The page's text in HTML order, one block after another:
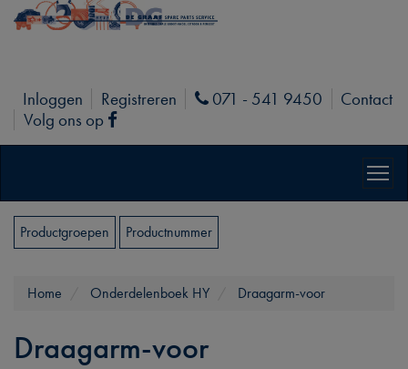
Inloggen Registreren Phone
071 - 541 9450
Contact
Volg ons op
Facebook
Productgroepen Productnummer
Home Onderdelenboek HY Draagarm-voor
Draagarm-voor